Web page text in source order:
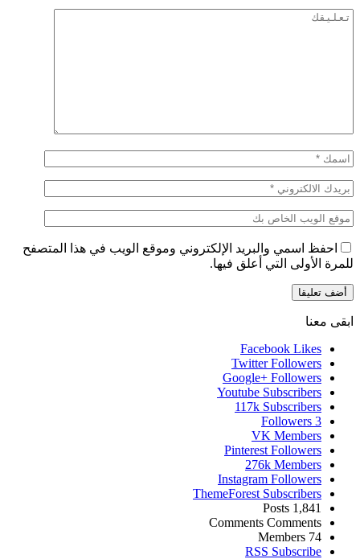
احفظ اسمي والبريد الإلكتروني وموقع الويب في هذا المتصفح
للمرة الأولى التي أعلق فيها.
ابقى معنا
Facebook Likes
Twitter Followers
Google+ Followers
Youtube Subscribers
117k Subscribers
3
Followers
VK Members
Pinterest Followers
276k Members
Instagram Followers
ThemeForest Subscribers
1,841
Posts
Comments Comments
74
Members
RSS Subscribe